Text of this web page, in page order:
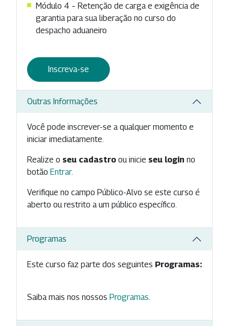
Módulo 4 – Retenção de carga e exigência de
garantia para sua liberação no curso do
despacho aduaneiro
Inscreva-se
Outras Informações
Você pode inscrever-se a qualquer momento e
iniciar imediatamente.
Realize o seu cadastro ou inicie seu login no
botão Entrar.
Verifique no campo Público-Alvo se este curso é
aberto ou restrito a um público específico.
Programas
Este curso faz parte dos seguintes Programas:
Saiba mais nos nossos Programas.